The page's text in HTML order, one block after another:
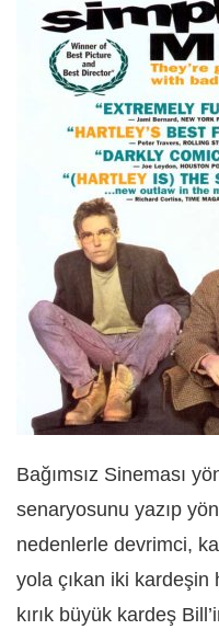
Bağımsız Sineması
senaryosunu yazıp
nedenlerle devrimci,
yola çıkan iki kardeşin
kırık büyük kardeş